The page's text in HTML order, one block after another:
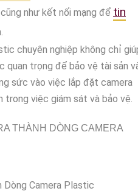
như kết nối mạng để tin
chuyên nghiệp không chỉ
quan trọng để bảo vệ tài sản
sức vào việc lắp đặt camera
trong việc giám sát và bảo vệ.
THÀNH DÒNG CAMERA
Dòng Camera Plastic